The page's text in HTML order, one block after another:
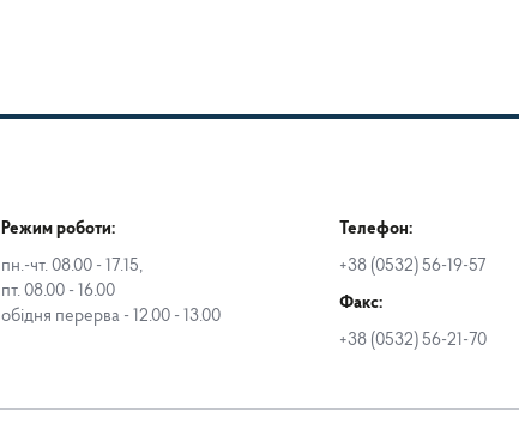
Режим роботи:
пн.-чт. 08.00 - 17.15,
пт. 08.00 - 16.00
обідня перерва - 12.00 - 13.00
Телефон:
+38 (0532) 56-19-57
Факс:
+38 (0532) 56-21-70